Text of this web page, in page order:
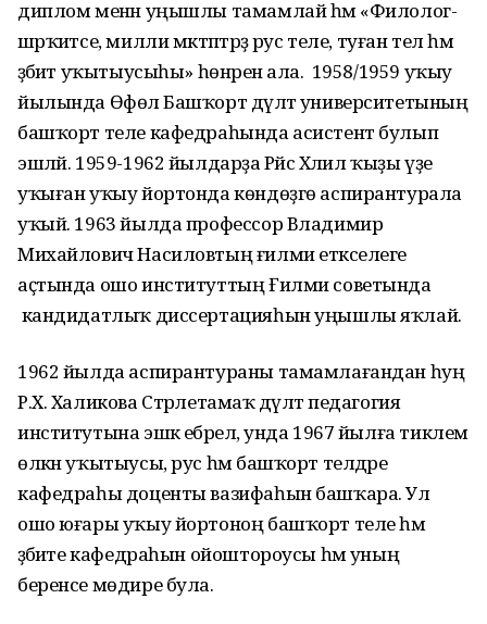
диплом менән уңышлы тамамлай һәм «Филолог-
шәрҡиәтсе, милли мәктәптәрҙә рус теле, туған тел һәм
әҙәбиәт уҡытыусыһы» һөнәрен ала. 1958/1959 уҡыу
йылында Өфөлә Башҡорт дәүләт университетының
башҡорт теле кафедраһында асистент булып
эшләй. 1959-1962 йылдарҙа Рәйсә Хәлил ҡыҙы үҙе
уҡыған уҡыу йортонда көндөҙгө аспирантурала
уҡый. 1963 йылда профессор Владимир
Михайлович Насиловтың ғилми етәкселеге
аҫтында ошо институттың Ғилми советында
кандидатлыҡ диссертацияһын уңышлы яҡлай.
1962 йылда аспирантураны тамамлағандан һуң
Р.Х. Халикова Стәрлетамаҡ дәүләт педагогия
институтына эшкә ебәрелә, унда 1967 йылға тиклем
өлкән уҡытыусы, рус һәм башҡорт телдәре
кафедраһы доценты вазифаһын башҡара. Ул
ошо юғары уҡыу йортоноң башҡорт теле һәм
әҙәбиәте кафедраһын ойоштороусы һәм уның
беренсе мөдире була.